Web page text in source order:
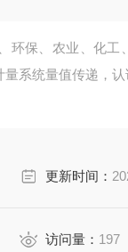
环保、农业、化工
系统量值传递，
更新时间：
访问量： 197